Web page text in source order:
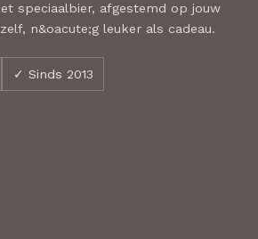
speciaalbier, afgestemd op jouw
n&oacute;g leuker als cadeau.
✓ Sinds 2013